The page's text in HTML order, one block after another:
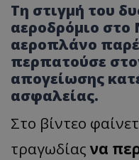
Τη στιγμή του
αεροδρόμιο στο
αεροπλάνο
περπατούσε
απογείωσης
ασφαλείας.
Στο βίντεο
τραγωδίαςνα